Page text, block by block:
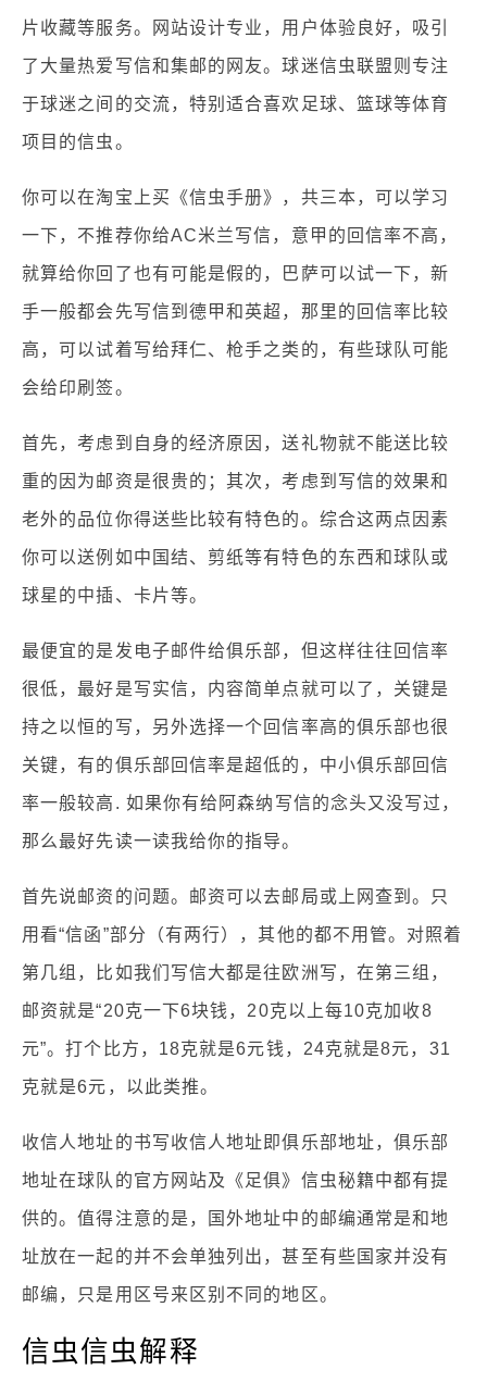
片收藏等服务。网站设计专业，用户体验良好，吸引
了大量热爱写信和集邮的网友。球迷信虫联盟则专注
于球迷之间的交流，特别适合喜欢足球、篮球等体育
项目的信虫。
你可以在淘宝上买《信虫手册》，共三本，可以学习
一下，不推荐你给AC米兰写信，意甲的回信率不高，
就算给你回了也有可能是假的，巴萨可以试一下，新
手一般都会先写信到德甲和英超，那里的回信率比较
高，可以试着写给拜仁、枪手之类的，有些球队可能
会给印刷签。
首先，考虑到自身的经济原因，送礼物就不能送比较
重的因为邮资是很贵的；其次，考虑到写信的效果和
老外的品位你得送些比较有特色的。综合这两点因素
你可以送例如中国结、剪纸等有特色的东西和球队或
球星的中插、卡片等。
最便宜的是发电子邮件给俱乐部，但这样往往回信率
很低，最好是写实信，内容简单点就可以了，关键是
持之以恒的写，另外选择一个回信率高的俱乐部也很
关键，有的俱乐部回信率是超低的，中小俱乐部回信
率一般较高. 如果你有给阿森纳写信的念头又没写过，
那么最好先读一读我给你的指导。
首先说邮资的问题。邮资可以去邮局或上网查到。只
用看“信函”部分（有两行），其他的都不用管。对照着
第几组，比如我们写信大都是往欧洲写，在第三组，
邮资就是“20克一下6块钱，20克以上每10克加收8
元”。打个比方，18克就是6元钱，24克就是8元，31
克就是6元，以此类推。
收信人地址的书写收信人地址即俱乐部地址，俱乐部
地址在球队的官方网站及《足俱》信虫秘籍中都有提
供的。值得注意的是，国外地址中的邮编通常是和地
址放在一起的并不会单独列出，甚至有些国家并没有
邮编，只是用区号来区别不同的地区。
信虫信虫解释